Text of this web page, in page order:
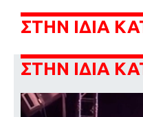
ΣΤΗΝ ΙΔΙΑ
ΣΤΗΝ ΙΔΙΑ